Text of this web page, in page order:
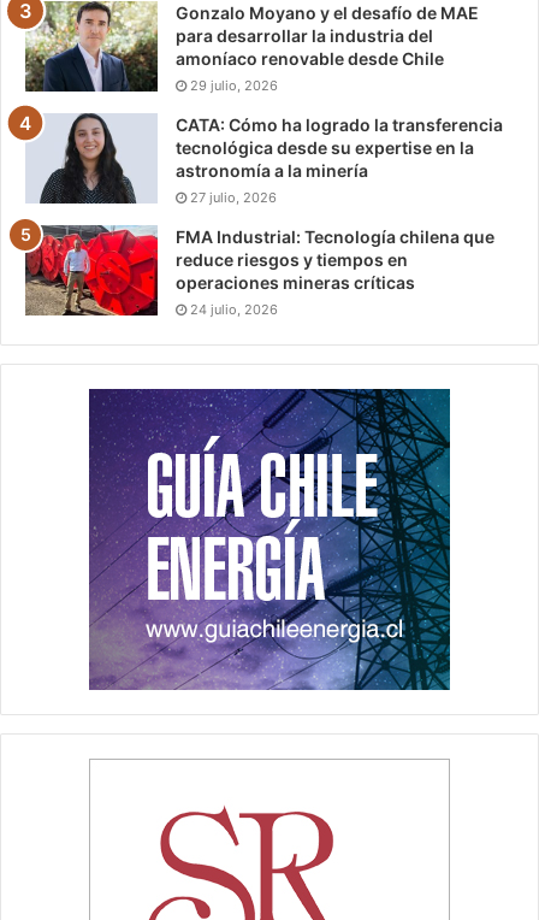
Gonzalo Moyano y el desafío de MAE
para desarrollar la industria del
amoníaco renovable desde Chile
29 julio, 2026
CATA: Cómo ha logrado la transferencia
tecnológica desde su expertise en la
astronomía a la minería
27 julio, 2026
FMA Industrial: Tecnología chilena que
reduce riesgos y tiempos en
operaciones mineras críticas
24 julio, 2026